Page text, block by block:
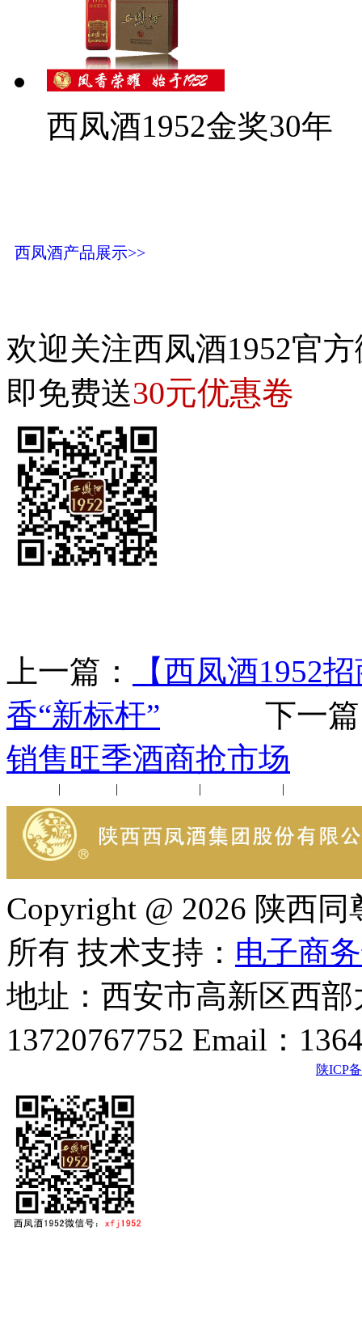
西凤酒1952金奖30年
西凤酒产品展示>>
欢迎关注西凤酒1952官
即免费送30元优惠卷
上一篇：
【西凤酒1952
香“新标杆” 下一篇
销售旺季酒商抢市场
| | | |
Copyright @ 2026 陕西
所有 技术支持： 电子商
地址：西安市高新区西
13720767752 Email：
陕ICP